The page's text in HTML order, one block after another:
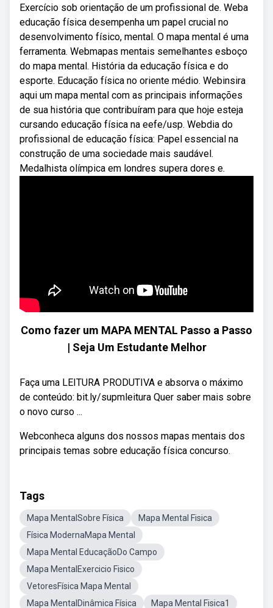
Exercício sob orientação de um profissional de. Weba
educação física desempenha um papel crucial no
desenvolvimento físico, mental. O mapa mental é uma
ferramenta. Webmapas mentais semelhantes esboço
do mapa mental. História da educação física e do
esporte. Educação física no oriente médio. Webinsira
aqui um mapa mental com as principais informações
de sua história que contribuíram para que hoje esteja
cursando educação física na eefe/usp. Webdia do
profissional de educação física: Papel essencial na
construção de uma sociedade mais saudável.
Medalhista olímpica em londres supera dores e.
Como fazer um MAPA MENTAL Passo a Passo
| Seja Um Estudante Melhor
Faça uma LEITURA PRODUTIVA e absorva o máximo
de conteúdo: bit.ly/supmleitura Quer saber mais sobre
o novo curso ...
Webconheca alguns dos nossos mapas mentais dos
principais temas sobre educação física concurso.
Tags
Mapa MentalSobre Física
Mapa Mental Fisica
Física ModernaMapa Mental
Mapa Mental EducaçãoDo Campo
Mapa MentalExercicio Fisico
VetoresFísica Mapa Mental
Mapa MentalDinâmica Física
Mapa Mental Fisica1